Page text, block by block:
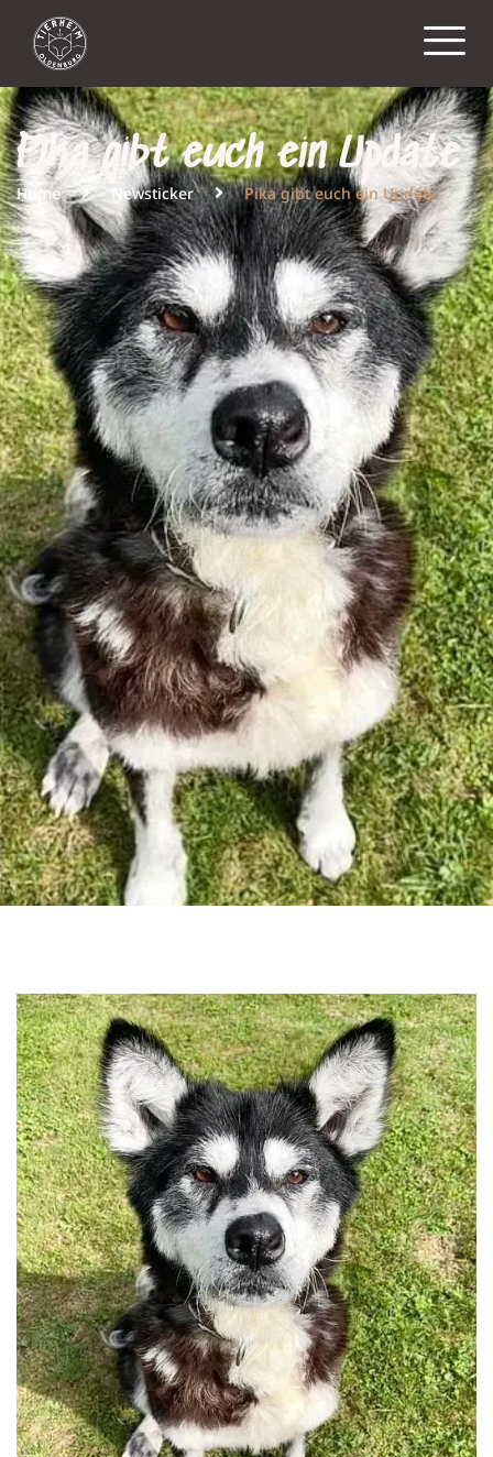
Pika gibt euch ein Update
Home Newsticker Pika gibt euch ein Update